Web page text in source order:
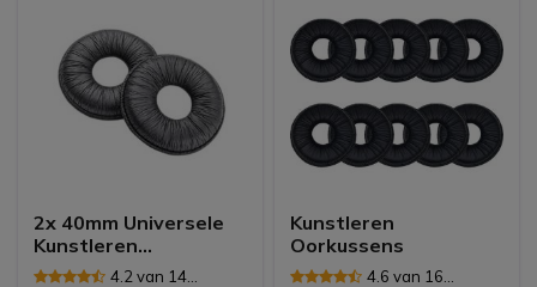
2x 40mm Universele
Kunstleren
Oorkussens4.2 van 14
Kunstleren
Oorkussens
4.6 van 16